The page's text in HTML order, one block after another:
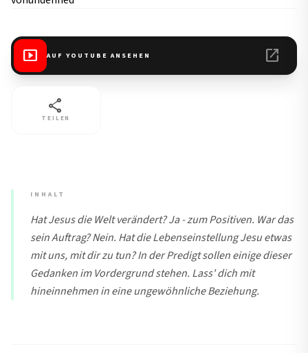
smart_display AUF YOUTUBE ANSEHEN open_in_new
share
TEILEN
INHALT
Hat Jesus die Welt verändert? Ja - zum Positiven. War das
sein Auftrag? Nein. Hat die Lebenseinstellung Jesu etwas
mit uns, mit dir zu tun? In der Predigt sollen einige dieser
Gedanken im Vordergrund stehen. Lass' dich mit
hineinnehmen in eine ungewöhnliche Beziehung.